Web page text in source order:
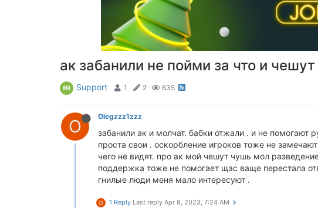
ак забанили не пойми за что и
Support 1 2 635
O Olegzzz1zzz
забанили ак и молчат. бабки отжали . и не помогают
проста свои . оскорбление игроков тоже не
чего не видят. про ак мой чешут чушь мол
поддержка тоже не помогает щас ваще перестала
гнилые люди меня мало интересуют .
O 1 Reply Last reply Apr 8, 2023, 7:24 AM